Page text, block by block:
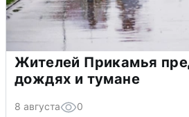
Жителей Прикамья
дождях и тумане
8 августа 0